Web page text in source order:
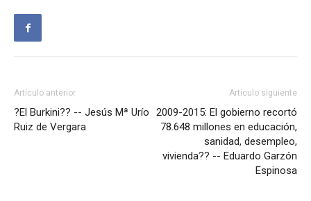
Artículo anterior
?El Burkini?? -- Jesús Mª Urío
Ruiz de Vergara
Artículo siguiente
2009-2015: El gobierno recortó
78.648 millones en educación,
sanidad, desempleo,
vivienda?? -- Eduardo Garzón
Espinosa